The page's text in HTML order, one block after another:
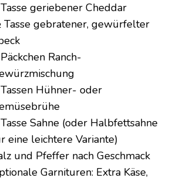
geriebener Cheddar
gebratener, gewürfelter
Ranch-
Hühner- oder
Sahne (oder Halbfettsahne
eine leichtere Variante)
und Pfeffer nach Geschmack
Garnituren: Extra Käse,